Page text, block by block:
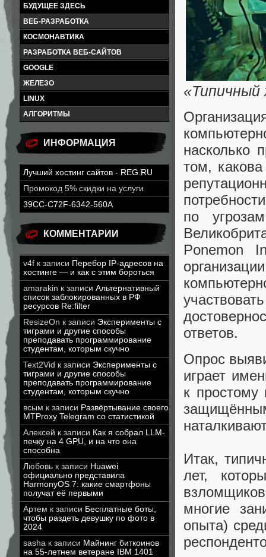
БУДУЩЕЕ ЗДЕСЬ
ВЕБ-РАЗРАБОТКА
КОСМОНАВТИКА
РАЗРАБОТКА ВЕБ-САЙТОВ
GOOGLE
ЖЕЛЕЗО
LINUX
АЛГОРИТМЫ
ИНФОРМАЦИЯ
Лучший хостинг сайтов - REG.RU
Промокод 5% скидки на услуги
39CC-C72F-6342-560A
КОММЕНТАРИИ
v4f к записи Перебор IP-адресов на
хостинге — и как с этим бороться
amarakin к записи Альтернативный
список заблокированных в РФ
ресурсов Re:filter
ResizeOn к записи Эксперименты с
тиграми и другие способы
преподавать программирование
студентам, которым скучно
Text2Vid к записи Эксперименты с
тиграми и другие способы
преподавать программирование
студентам, которым скучно
всым к записи Развёртывание своего
MTProxy Telegram со статистикой
Алексей к записи Как я собрал LLM-
печку на 4 GPU, и на что она
способна
Любовь к записи Huawei
официально представила
HarmonyOS 7: какие смартфоны
получат её первыми
Артем к записи Бесплатные боты,
чтобы раздеть девушку по фото в
2024
sasha к записи Майнинг биткоинов
на 55-летнем ветеране IBM 1401
«Типичный
насколько
том,
по
Ponemon
ответов.
Опрос
играет
к простому
Итак,
лет,
многие
опыта)